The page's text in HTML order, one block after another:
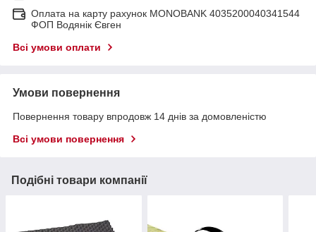
Оплата на карту рахунок MONOBANK 4035200040341544
ФОП Водянік Євген
Всі умови оплати
Умови повернення
Повернення товару впродовж 14 днів за домовленістю
Всі умови повернення
Подібні товари компанії